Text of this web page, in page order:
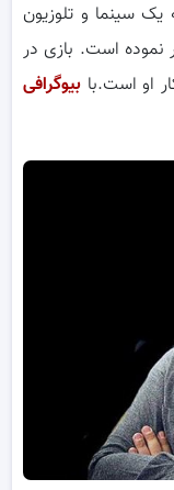
سینما و تلوزیون
نموده است. بازی در
او است.با بیوگرافی